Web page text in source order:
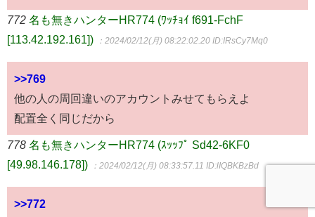
772 名も無きハンターHR774 (ﾜｯﾁｮｲ f691-FchF
[113.42.192.161])
：2024/02/12(月) 08:22:02.20 ID:IRsCy7Mq0
>>769
他の人の周回違いのアカウントみせてもらえよ
配置全く同じだから
778 名も無きハンターHR774 (ｽｯｯﾌﾟ Sd42-6KF0
[49.98.146.178])
：2024/02/12(月) 08:33:57.11 ID:lIQBKBzBd
>>772